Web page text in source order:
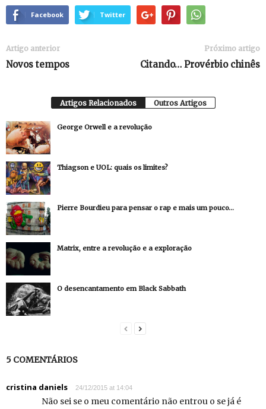
Facebook Twitter
Artigo anterior
Novos tempos
Próximo artigo
Citando… Provérbio chinês
Artigos Relacionados Outros Artigos
George Orwell e a revolução
Thiagson e UOL: quais os limites?
Pierre Bourdieu para pensar o rap e mais um pouco…
Matrix, entre a revolução e a exploração
O desencantamento em Black Sabbath
5 COMENTÁRIOS
cristina daniels 24/12/2015 at 14:04
Não sei se o meu comentário não entrou o se já é